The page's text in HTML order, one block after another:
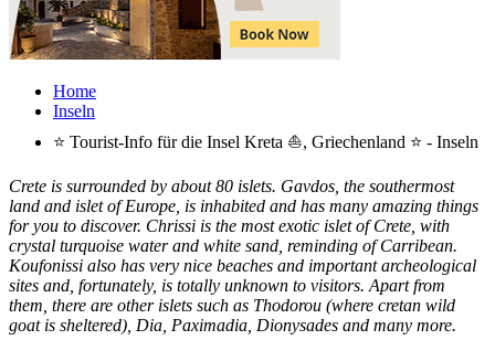
Home
Inseln
⭐ Tourist-Info für die Insel Kreta ⛵, Griechenland ⭐ - Inseln
Crete is surrounded by about 80 islets. Gavdos, the southermost
land and islet of Europe, is inhabited and has many amazing things
for you to discover. Chrissi is the most exotic islet of Crete, with
crystal turquoise water and white sand, reminding of Carribean.
Koufonissi also has very nice beaches and important archeological
sites and, fortunately, is totally unknown to visitors. Apart from
them, there are other islets such as Thodorou (where cretan wild
goat is sheltered), Dia, Paximadia, Dionysades and many more.